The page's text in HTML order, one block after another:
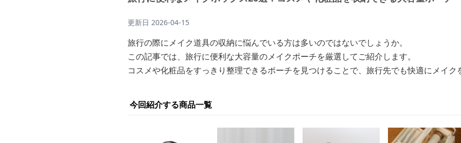
更新日 2026-04-15
旅行の際にメイク道具の収納に悩んでいる方は多いのではないでしょうか。
この記事では、旅行に便利な大容量のメイクポーチを厳選してご紹介します。
コスメや化粧品をすっきり整理できるポーチを見つけることで、旅行先でも快適にメイク
今回紹介する商品一覧